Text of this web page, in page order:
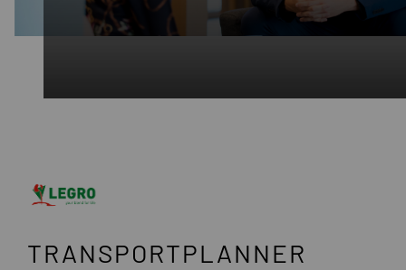
TRANSPORTPLANNER